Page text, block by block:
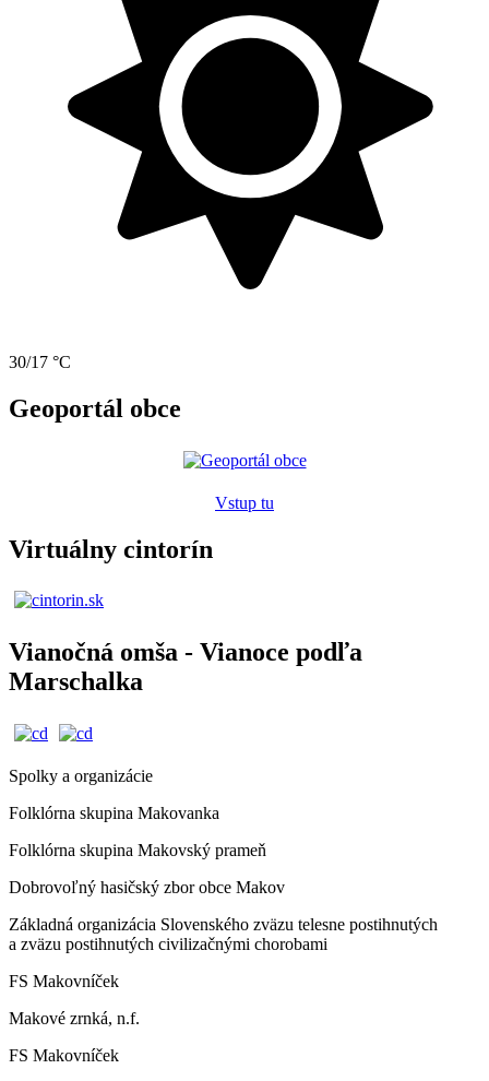
30/17 °C
Geoportál obce
Vstup tu
Virtuálny cintorín
Vianočná omša - Vianoce podľa
Marschalka
Spolky a organizácie
Folklórna skupina Makovanka
Folklórna skupina Makovský prameň
Dobrovoľný hasičský zbor obce Makov
Základná organizácia Slovenského zväzu telesne postihnutých
a zväzu postihnutých civilizačnými chorobami
FS Makovníček
Makové zrnká, n.f.
FS Makovníček